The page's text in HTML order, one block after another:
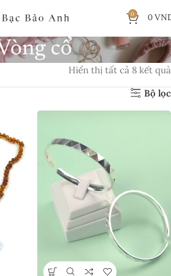
0
0
cổ
Hiển thị tất cả 8 kết quả
Bộ lọc